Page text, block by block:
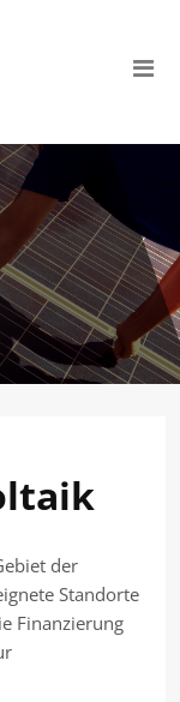
der
Standorte
Finanzierung